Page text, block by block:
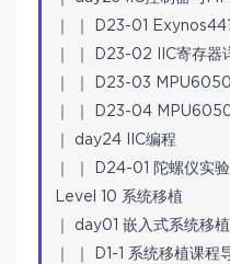
｜ ｜ D23-01
｜ ｜ D23-02 IIC寄存器
｜ ｜ D23-03
｜ ｜ D23-04
｜ day24 IIC编程
｜ ｜ D24-01 陀螺仪实
Level 10 系统移植
｜ day01 嵌入式系统移
｜ ｜ D1-1 系统移植课